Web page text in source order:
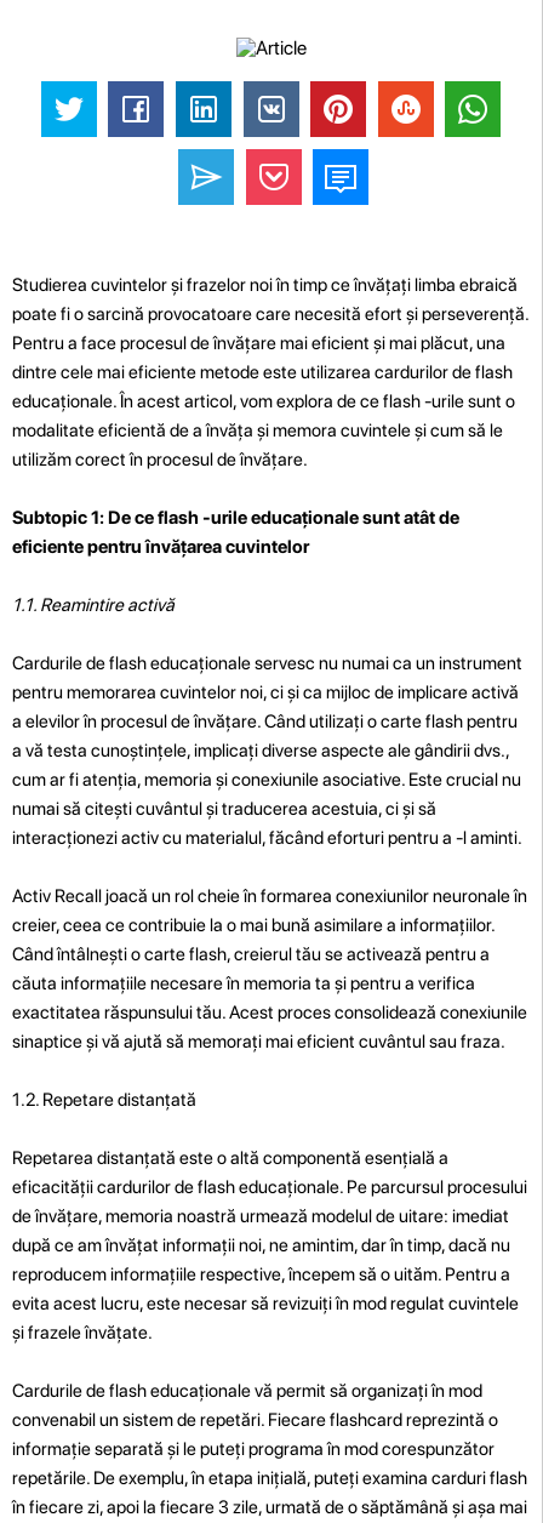
Studierea cuvintelor și frazelor noi în timp ce învățați limba ebraică
poate fi o sarcină provocatoare care necesită efort și perseverență.
Pentru a face procesul de învățare mai eficient și mai plăcut, una
dintre cele mai eficiente metode este utilizarea cardurilor de flash
educaționale. În acest articol, vom explora de ce flash -urile sunt o
modalitate eficientă de a învăța și memora cuvintele și cum să le
utilizăm corect în procesul de învățare.
Subtopic 1: De ce flash -urile educaționale sunt atât de
eficiente pentru învățarea cuvintelor
1.1. Reamintire activă
Cardurile de flash educaționale servesc nu numai ca un instrument
pentru memorarea cuvintelor noi, ci și ca mijloc de implicare activă
a elevilor în procesul de învățare. Când utilizați o carte flash pentru
a vă testa cunoștințele, implicați diverse aspecte ale gândirii dvs.,
cum ar fi atenția, memoria și conexiunile asociative. Este crucial nu
numai să citești cuvântul și traducerea acestuia, ci și să
interacționezi activ cu materialul, făcând eforturi pentru a -l aminti.
Activ Recall joacă un rol cheie în formarea conexiunilor neuronale în
creier, ceea ce contribuie la o mai bună asimilare a informațiilor.
Când întâlnești o carte flash, creierul tău se activează pentru a
căuta informațiile necesare în memoria ta și pentru a verifica
exactitatea răspunsului tău. Acest proces consolidează conexiunile
sinaptice și vă ajută să memorați mai eficient cuvântul sau fraza.
1.2. Repetare distanțată
Repetarea distanțată este o altă componentă esențială a
eficacității cardurilor de flash educaționale. Pe parcursul procesului
de învățare, memoria noastră urmează modelul de uitare: imediat
după ce am învățat informații noi, ne amintim, dar în timp, dacă nu
reproducem informațiile respective, începem să o uităm. Pentru a
evita acest lucru, este necesar să revizuiți în mod regulat cuvintele
și frazele învățate.
Cardurile de flash educaționale vă permit să organizați în mod
convenabil un sistem de repetări. Fiecare flashcard reprezintă o
informație separată și le puteți programa în mod corespunzător
repetările. De exemplu, în etapa inițială, puteți examina carduri flash
în fiecare zi, apoi la fiecare 3 zile, urmată de o săptămână și așa mai